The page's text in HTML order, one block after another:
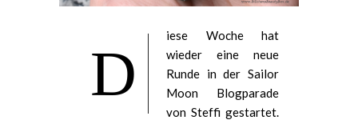
D
iese Woche hat
wieder eine neue
Runde in der Sailor
Moon Blogparade
von Steffi gestartet.